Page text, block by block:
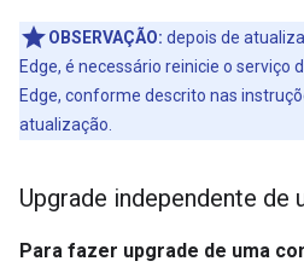
OBSERVAÇÃO: depois de
Edge, é necessário reinicie o serviço
Edge, conforme descrito nas
atualização.
Upgrade independente de
Para fazer upgrade de uma